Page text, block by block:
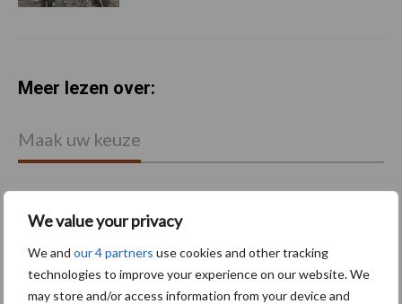
We value your privacy
We and our 4 partners use cookies and other tracking
technologies to improve your experience on our website. We
may store and/or access information from your device and
Meer lezen over:
Maak uw keuze
Machines Duurzaamheid